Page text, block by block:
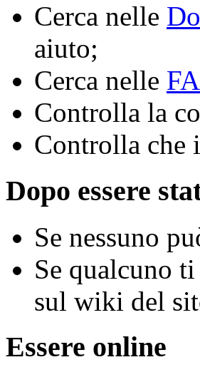
Cerca nelle
aiuto;
Cerca nelle
Controlla la
Controlla che
Dopo essere
Se nessuno
Se qualcuno
sul wiki del
Essere online